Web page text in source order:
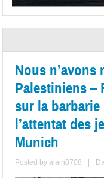
Nous n’avons
Palestiniens –
sur la
l’attentat des
Munich
Posted byalain0708